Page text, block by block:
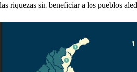
las riquezas sin beneficiar a los pueblos